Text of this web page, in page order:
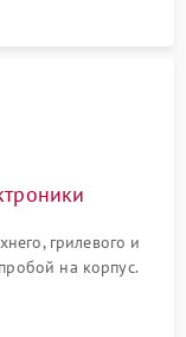
грилевого и
на корпус.